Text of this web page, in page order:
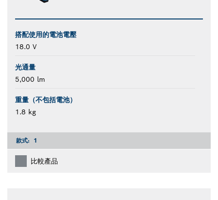
搭配使用的電池電壓
18.0 V
光通量
5,000 lm
重量（不包括電池）
1.8 kg
款式: 1
比較產品